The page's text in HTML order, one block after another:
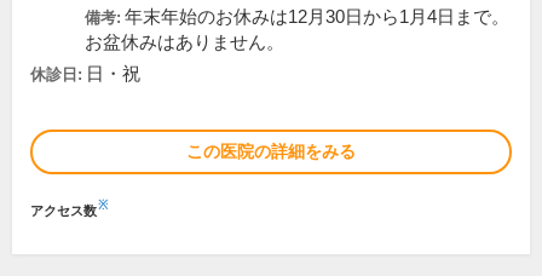
備考: 年末年始のお休みは12月30日から1月4日まで。
お盆休みはありません。
休診日: 日・祝
この医院の詳細をみる
アクセス数※